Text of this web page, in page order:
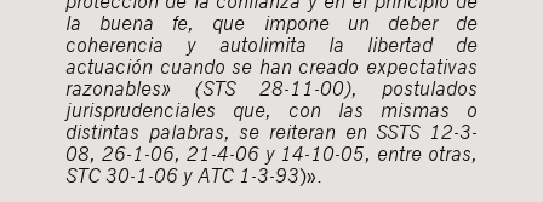
la buena fe, que impone un deber de
coherencia y autolimita la libertad de
actuación cuando se han creado expectativas
razonables» (STS 28-11-00), postulados
jurisprudenciales que, con las mismas o
distintas palabras, se reiteran en SSTS 12-3-
08, 26-1-06, 21-4-06 y 14-10-05, entre otras,
STC 30-1-06 y ATC 1-3-93)».